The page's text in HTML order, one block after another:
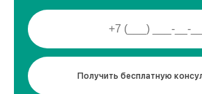
Получить бесплатную